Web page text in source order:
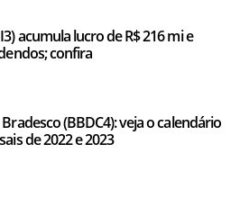
acumula lucro de R$ 216 mi e
confira
(BBDC4): veja o calendário
de 2022 e 2023